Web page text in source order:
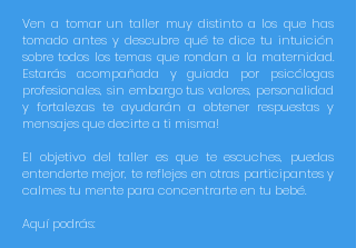
Ven a tomar un taller muy distinto a los que has
tomado antes y descubre qué te dice tu intuición
sobre todos los temas que rondan a la maternidad.
Estarás acompañada y guiada por psicólogas
profesionales, sin embargo tus valores, personalidad
y fortalezas te ayudarán a obtener respuestas y
mensajes que decirte a ti misma!
El objetivo del taller es que te escuches, puedas
entenderte mejor, te reflejes en otras participantes y
calmes tu mente para concentrarte en tu bebé.
Aquí podrás: